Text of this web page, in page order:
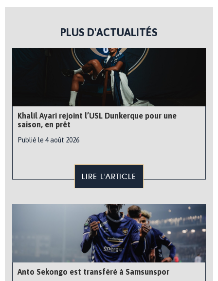
PLUS D'ACTUALITÉS
Khalil Ayari rejoint l’USL Dunkerque pour une
saison, en prêt
Publié le 4 août 2026
LIRE L'ARTICLE
Anto Sekongo est transféré à Samsunspor